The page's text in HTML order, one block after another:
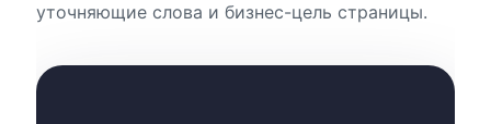
уточняющие слова и бизнес-цель страницы.